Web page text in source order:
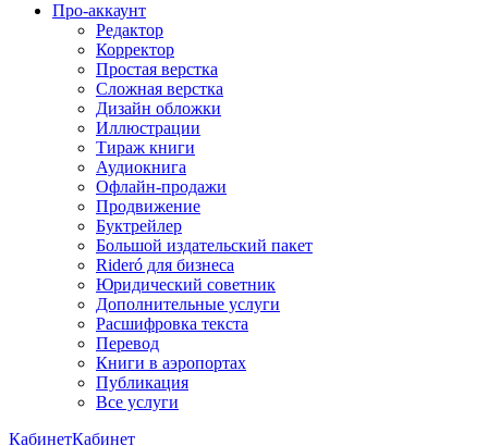
Про-аккаунт
Редактор
Корректор
Простая верстка
Сложная верстка
Дизайн обложки
Иллюстрации
Тираж книги
Аудиокнига
Офлайн-продажи
Продвижение
Буктрейлер
Большой издательский пакет
Rideró для бизнеса
Юридический советник
Дополнительные услуги
Расшифровка текста
Перевод
Книги в аэропортах
Публикация
Все услуги
КабинетКабинет